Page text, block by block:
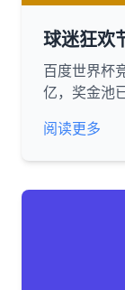
球迷狂欢
百度世界杯
亿，奖金池
阅读更多